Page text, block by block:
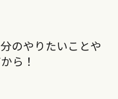
のやりたいことや
ら！